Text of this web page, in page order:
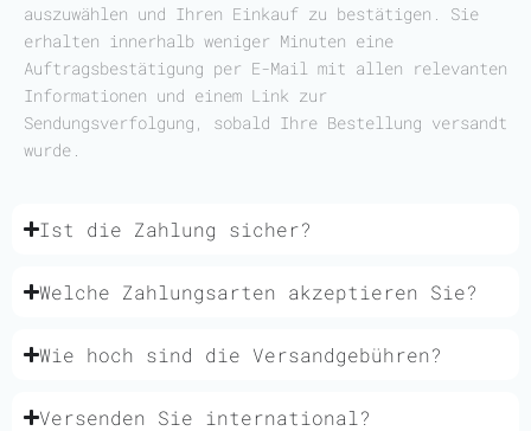
auszuwählen und Ihren Einkauf zu bestätigen. Sie
erhalten innerhalb weniger Minuten eine
Auftragsbestätigung per E-Mail mit allen relevanten
Informationen und einem Link zur
Sendungsverfolgung, sobald Ihre Bestellung versandt
wurde.
Ist die Zahlung sicher?
Welche Zahlungsarten akzeptieren Sie?
Wie hoch sind die Versandgebühren?
Versenden Sie international?